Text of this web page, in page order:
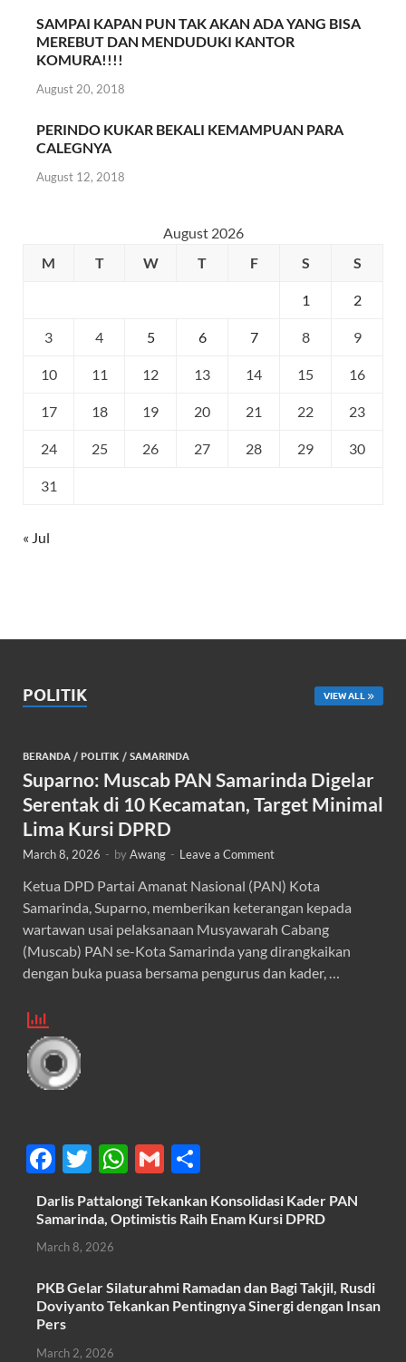
SAMPAI KAPAN PUN TAK AKAN ADA YANG BISA
MEREBUT DAN MENDUDUKI KANTOR
KOMURA!!!!
August 20, 2018
PERINDO KUKAR BEKALI KEMAMPUAN PARA
CALEGNYA
August 12, 2018
August 2026
M
T W T F S S
1 2
3 4 5 6 7 8 9
10 11 12 13 14 15 16
17 18 19 20 21 22 23
24 25 26 27 28 29 30
31
« Jul
POLITIK VIEW ALL
BERANDA / POLITIK / SAMARINDA
Suparno: Muscab PAN Samarinda Digelar
Serentak di 10 Kecamatan, Target Minimal
Lima Kursi DPRD
March 8, 2026 - byAwang - Leave a Comment
Ketua DPD Partai Amanat Nasional (PAN) Kota
Samarinda, Suparno, memberikan keterangan kepada
wartawan usai pelaksanaan Musyawarah Cabang
(Muscab) PAN se-Kota Samarinda yang dirangkaikan
dengan buka puasa bersama pengurus dan kader, …
F
ac
e
b
o
o
k
T
w
itt
er
W
h
at
A
p
G
m
ail
h
ar
Darlis Pattalongi Tekankan Konsolidasi Kader PAN
Samarinda, Optimistis Raih Enam Kursi DPRD
March 8, 2026
PKB Gelar Silaturahmi Ramadan dan Bagi Takjil, Rusdi
Doviyanto Tekankan Pentingnya Sinergi dengan Insan
Pers
March 2, 2026